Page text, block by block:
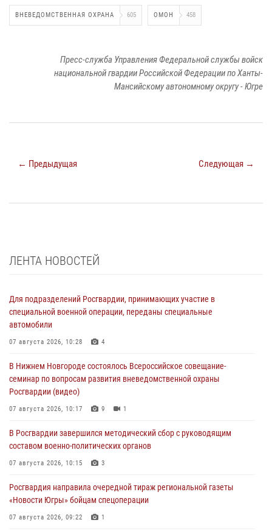
ВНЕВЕДОМСТВЕННАЯ ОХРАНА 605 ОМОН 458
Пресс-служба Управления Федеральной службы войск
национальной гвардии Российской Федерации по Ханты-
Мансийскому автономному округу - Югре
← Предыдущая Следующая →
ЛЕНТА НОВОСТЕЙ
Для подразделений Росгвардии, принимающих участие в
специальной военной операции, переданы специальные
автомобили
07 августа 2026, 10:28 4
В Нижнем Новгороде состоялось Всероссийское совещание-
семинар по вопросам развития вневедомственной охраны
Росгвардии (видео)
07 августа 2026, 10:17 9 1
В Росгвардии завершился методический сбор с руководящим
составом военно-политических органов
07 августа 2026, 10:15 3
Росгвардия направила очередной тираж региональной газеты
«Новости Югры» бойцам спецоперации
07 августа 2026, 09:22 1